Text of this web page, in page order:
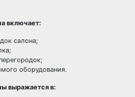
включает:
салона;
оборудования.
выражается в: